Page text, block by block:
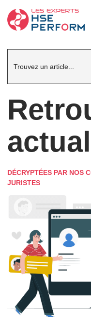
Search
DÉCRYPTÉES PAR NOS
JURISTES